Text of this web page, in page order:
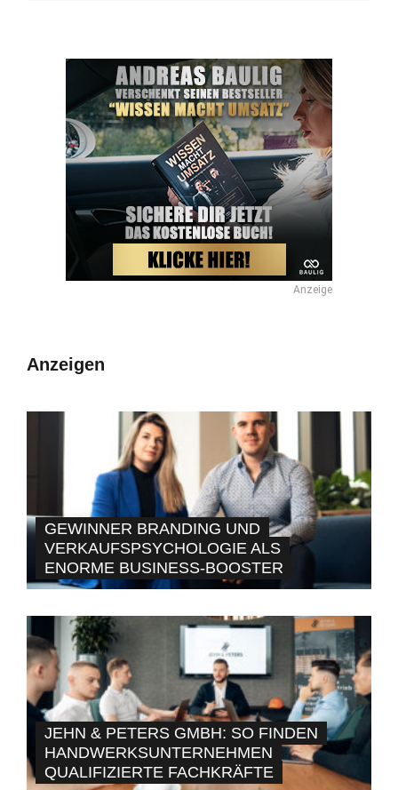
Anzeige
Anzeigen
GEWINNER BRANDING UND
VERKAUFSPSYCHOLOGIE ALS
ENORME BUSINESS-BOOSTER
JEHN & PETERS GMBH: SO FINDEN
HANDWERKSUNTERNEHMEN
QUALIFIZIERTE FACHKRÄFTE